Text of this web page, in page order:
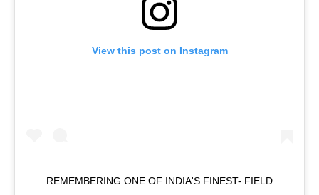
View this post on Instagram
REMEMBERING ONE OF INDIA'S FINEST- FIELD